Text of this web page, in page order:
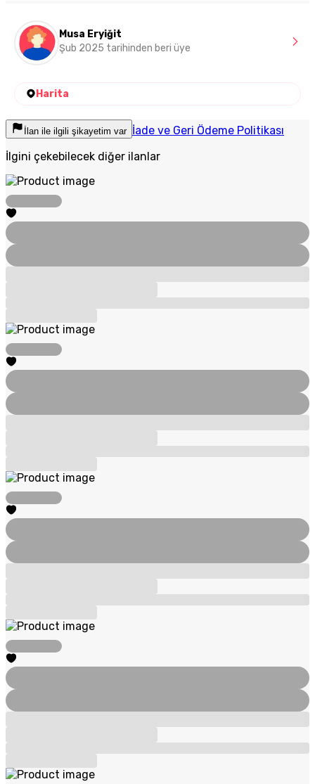
Musa Eryiğit
Şub 2025 tarihinden beri üye
Harita
İlan ile ilgili şikayetim var İade ve Geri Ödeme Politikası
İlgini çekebilecek diğer ilanlar